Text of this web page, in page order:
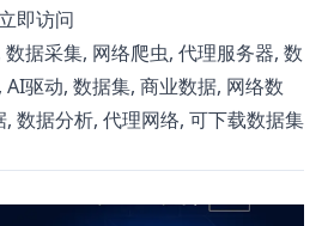
立即访问
据采集, 网络爬虫, 代理服务器, 数
驱动, 数据集, 商业数据, 网络数
数据分析, 代理网络, 可下载数据集